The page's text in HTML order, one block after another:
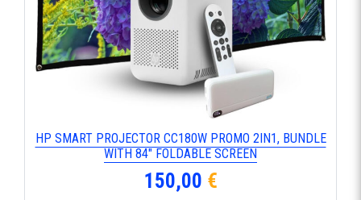
HP SMART PROJECTOR CC180W PROMO 2IN1, BUNDLE
WITH 84″ FOLDABLE SCREEN
150,00 €